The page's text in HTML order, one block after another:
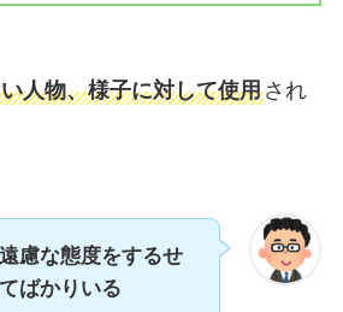
人物、様子に対して使用され
慮な態度をするせ
ばかりいる